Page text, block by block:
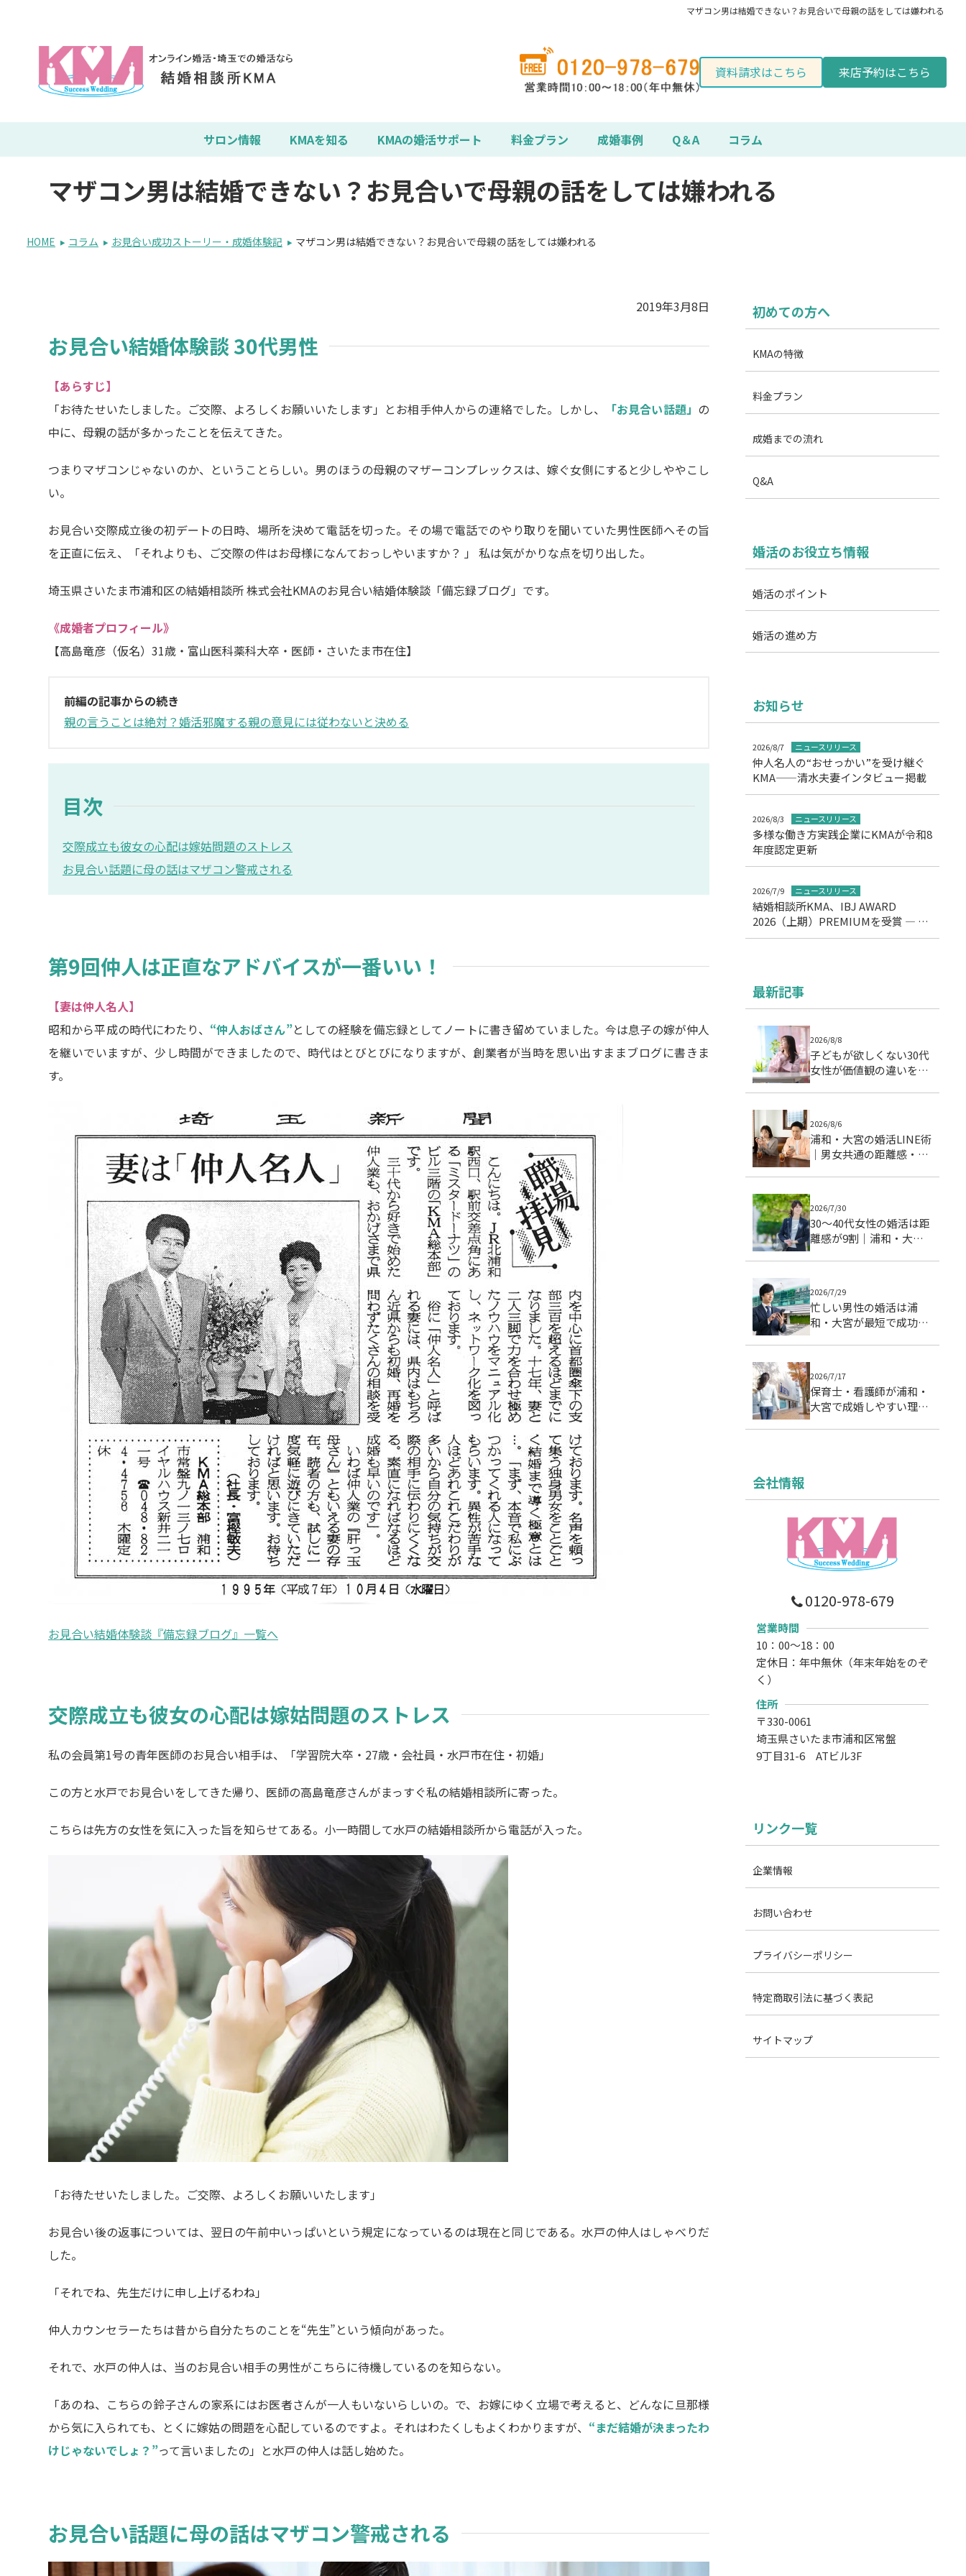
マザコン男は結婚できない？お見合いで母親の話をしては嫌われる
資料請求はこちら 来店予約はこちら
サロン情報 KMAを知る KMAの婚活サポート 料金プラン 成婚事例 Q＆A コラム
マザコン男は結婚できない？お見合いで母親の話をしては嫌われる
HOME コラム お見合い成功ストーリー・成婚体験記 マザコン男は結婚できない？お見合いで母親の話をしては嫌われる
2019年3月8日
お見合い結婚体験談 30代男性
【あらすじ】
「お待たせいたしました。ご交際、よろしくお願いいたします」とお相手仲人からの連絡でした。しかし、
「お見合い話題」 の
中に、母親の話が多かったことを伝えてきた。
つまりマザコンじゃないのか、ということらしい。男のほうの母親のマザーコンプレックスは、嫁ぐ女側にすると少しややこし
い。
お見合い交際成立後の初デートの日時、場所を決めて電話を切った。その場で電話でのやり取りを聞いていた男性医師へその旨
を正直に伝え、「それよりも、ご交際の件はお母様になんておっしやいますか？ 」 私は気がかりな点を切り出した。
埼玉県さいたま市浦和区の結婚相談所 株式会社KMAのお見合い結婚体験談「備忘録ブログ」です。
《成婚者プロフィール》
【高島竜彦（仮名）31歳・富山医科薬科大卒・医師・さいたま市在住】
前編の記事からの続き
親の言うことは絶対？婚活邪魔する親の意見には従わないと決める
目次
交際成立も彼女の心配は嫁姑問題のストレス
お見合い話題に母の話はマザコン警戒される
第9回仲人は正直なアドバイスが一番いい！
【妻は仲人名人】
昭和から平成の時代にわたり、 “仲人おばさん”としての経験を備忘録としてノートに書き留めていました。今は息子の嫁が仲人
を継いでいますが、少し時間ができましたので、時代はとびとびになりますが、創業者が当時を思い出すままブログに書きま
す。
お見合い結婚体験談『備忘録ブログ』一覧へ
交際成立も彼女の心配は嫁姑問題のストレス
私の会員第1号の青年医師のお見合い相手は、「学習院大卒・27歳・会社員・水戸市在住・初婚」
この方と水戸でお見合いをしてきた帰り、医師の高島竜彦さんがまっすぐ私の結婚相談所に寄った。
こちらは先方の女性を気に入った旨を知らせてある。小一時間して水戸の結婚相談所から電話が入った。
「お待たせいたしました。ご交際、よろしくお願いいたします」
お見合い後の返事については、翌日の午前中いっぱいという規定になっているのは現在と同じである。水戸の仲人はしゃべりだ
した。
「それでね、先生だけに申し上げるわね」
仲人カウンセラーたちは昔から自分たちのことを“先生”という傾向があった。
それで、水戸の仲人は、当のお見合い相手の男性がこちらに待機しているのを知らない。
「あのね、こちらの鈴子さんの家系にはお医者さんが一人もいないらしいの。で、お嫁にゆく立場で考えると、どんなに旦那様
から気に入られても、とくに嫁姑の問題を心配しているのですよ。それはわたくしもよくわかりますが、 “まだ結婚が決まったわ
けじゃないでしょ？”って言いましたの」と水戸の仲人は話し始めた。
お見合い話題に母の話はマザコン警戒される
初めての方へ
KMAの特徴
料金プラン
成婚までの流れ
Q&A
婚活のお役立ち情報
婚活のポイント
婚活の進め方
お知らせ
2026/8/7 ニュースリリース
仲人名人の“おせっかい”を受け継ぐ
KMA——清水夫妻インタビュー掲載
2026/8/3 ニュースリリース
多様な働き方実践企業にKMAが令和8
年度認定更新
2026/7/9 ニュースリリース
結婚相談所KMA、IBJ AWARD
2026（上期）PREMIUMを受賞 ― 11
期連続の高評価を達成
最新記事
2026/8/8
子どもが欲しくない30代
女性が価値観の違いを乗
2026/8/6
浦和・大宮の婚活LINE術
｜男女共通の距離感・頻
2026/7/30
30〜40代女性の婚活は距
離感が9割｜浦和・大宮
2026/7/29
忙しい男性の婚活は浦
和・大宮が最短で成功す
2026/7/17
保育士・看護師が浦和・
大宮で成婚しやすい理由
会社情報
0120-978-679
営業時間
10：00～18：00
定休日：年中無休（年末年始をのぞ
く）
住所
〒330-0061
埼玉県さいたま市浦和区常盤
9丁目31-6 ATビル3F
リンク一覧
企業情報
お問い合わせ
プライバシーポリシー
特定商取引法に基づく表記
サイトマップ